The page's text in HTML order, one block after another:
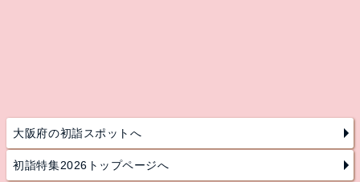
大阪府の初詣スポットへ
初詣特集2026トップページへ